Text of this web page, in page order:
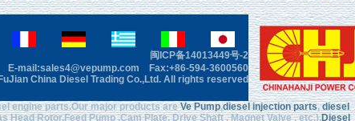
闽ICP备14013449号-2
E-mail:sales4@vepump.com Fax:+86-594-3600560
China Diesel Trading Co.,Ltd. All rights reserved
engine parts.Our major products areVe Pump,diesel injection parts,diesel
Head Rotor,Feed Pump ,Cam Plate, Drive Shaft , Magnet Valve , etc.),Diesel